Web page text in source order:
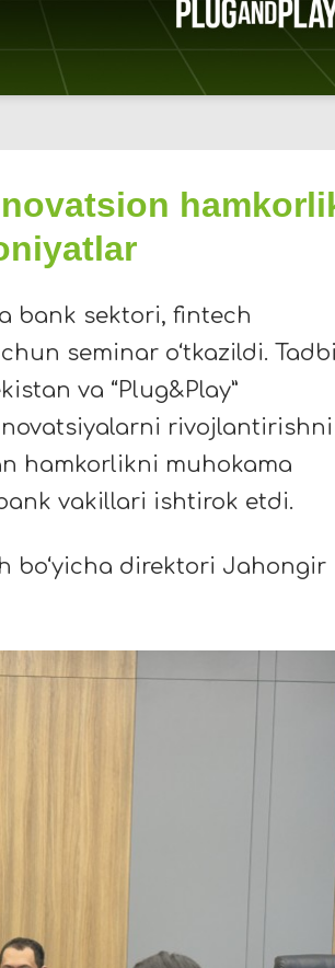
bank sektori, fintech
seminar o‘tkazildi.
va “Plug&Play”
hamkorlikni muhokama
vakillari ishtirok etdi.
bo‘yicha direktori Jahongir